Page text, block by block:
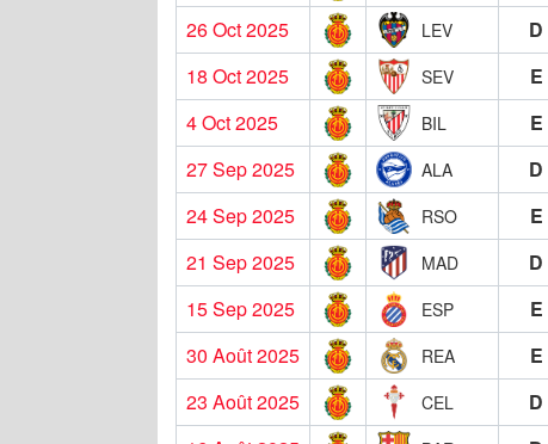
26 Oct 2025
LEV D
18 Oct 2025
SEV E
4 Oct 2025
BIL E
27 Sep 2025
ALA D
24 Sep 2025
RSO E
21 Sep 2025
MAD D
15 Sep 2025
ESP E
30 Août 2025
REA E
23 Août 2025
CEL D